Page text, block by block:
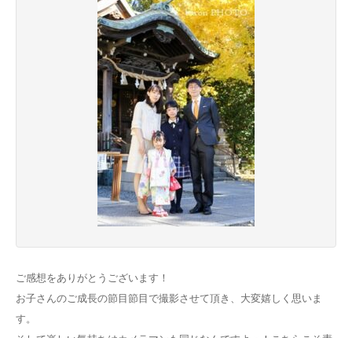
ご感想をありがとうございます！
お子さんのご成長の節目節目で撮影させて頂き、大変嬉しく思いま
す。